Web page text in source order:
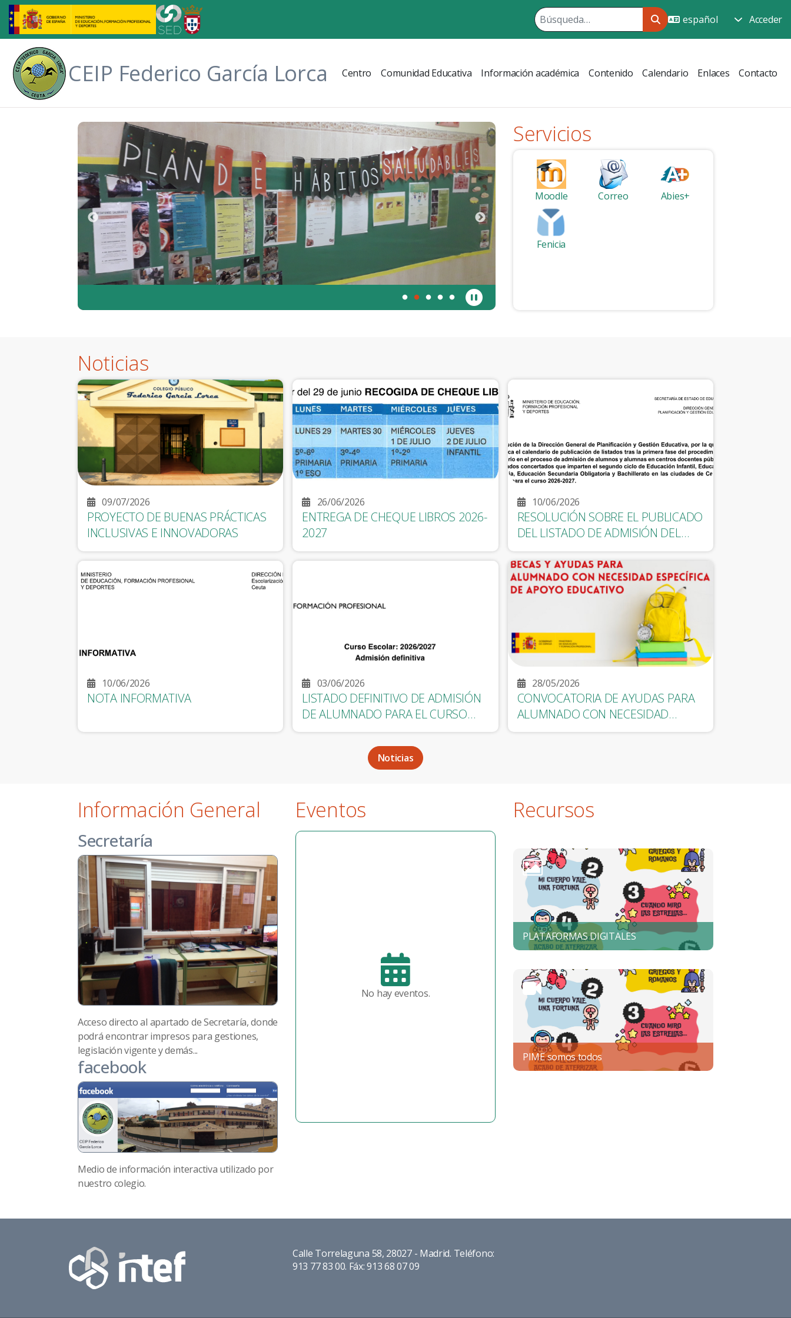
Saltar al contenido principal
Acceder
CEIP Federico García Lorca Centro Comunidad Educativa Información académica Contenido Calendario Enlaces Contacto
Servicios
Moodle Correo Abies+
Fenicia
Noticias
09/07/2026
PROYECTO DE BUENAS PRÁCTICAS
INCLUSIVAS E INNOVADORAS
26/06/2026
ENTREGA DE CHEQUE LIBROS 2026-
2027
10/06/2026
RESOLUCIÓN SOBRE EL PUBLICADO
DEL LISTADO DE ADMISIÓN DEL
ALUMNADO.
10/06/2026
NOTA INFORMATIVA
03/06/2026
LISTADO DEFINITIVO DE ADMISIÓN
DE ALUMNADO PARA EL CURSO
ESCOLAR 2026-2027
28/05/2026
CONVOCATORIA DE AYUDAS PARA
ALUMNADO CON NECESIDAD
ESPECÍFICA DE APOYO EDUCATIVO -
Noticias
Información General
Secretaría
Acceso directo al apartado de Secretaría, donde
podrá encontrar impresos para gestiones,
legislación vigente y demás...
facebook
Medio de información interactiva utilizado por
nuestro colegio.
Eventos
No hay eventos.
Recursos
PLATAFORMAS DIGITALES
PIME somos todos
Calle Torrelaguna 58, 28027 - Madrid. Teléfono:
913 77 83 00. Fáx: 913 68 07 09